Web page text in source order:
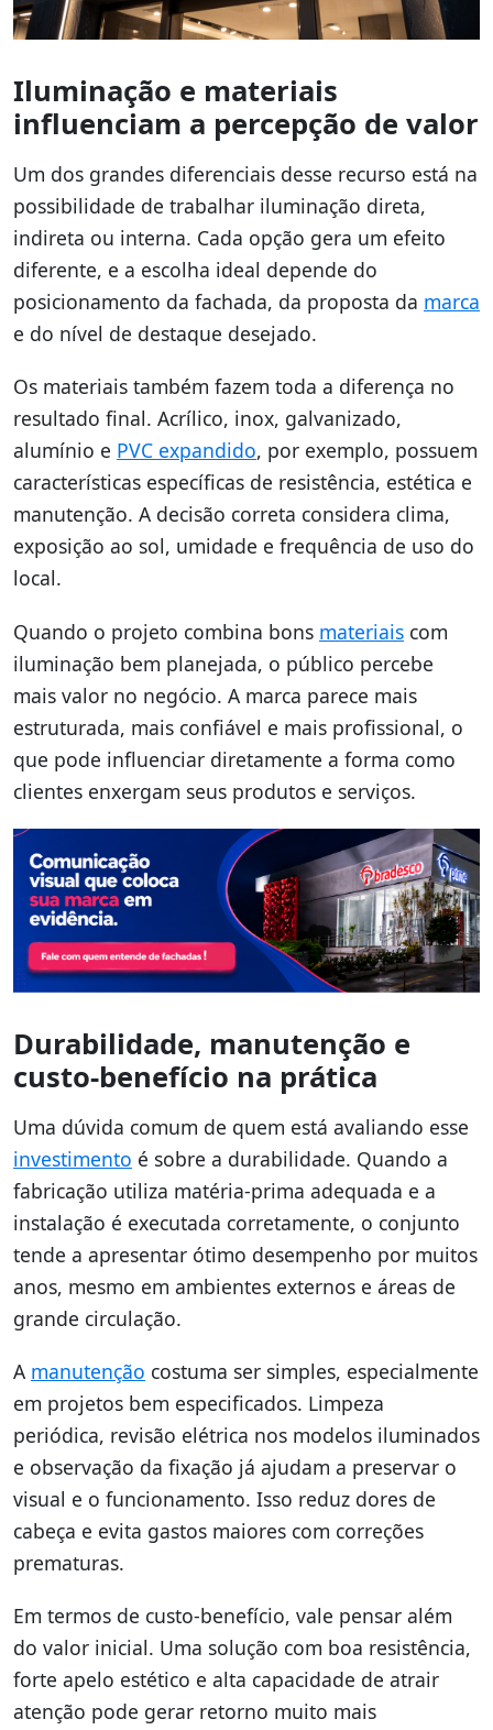
Iluminação e materiais
influenciam a percepção de valor
Um dos grandes diferenciais desse recurso está na
possibilidade de trabalhar iluminação direta,
indireta ou interna. Cada opção gera um efeito
diferente, e a escolha ideal depende do
posicionamento da fachada, da proposta da marca
e do nível de destaque desejado.
Os materiais também fazem toda a diferença no
resultado final. Acrílico, inox, galvanizado,
alumínio e PVC expandido, por exemplo, possuem
características específicas de resistência, estética e
manutenção. A decisão correta considera clima,
exposição ao sol, umidade e frequência de uso do
local.
Quando o projeto combina bons materiais com
iluminação bem planejada, o público percebe
mais valor no negócio. A marca parece mais
estruturada, mais confiável e mais profissional, o
que pode influenciar diretamente a forma como
clientes enxergam seus produtos e serviços.
Durabilidade, manutenção e
custo-benefício na prática
Uma dúvida comum de quem está avaliando esse
investimento é sobre a durabilidade. Quando a
fabricação utiliza matéria-prima adequada e a
instalação é executada corretamente, o conjunto
tende a apresentar ótimo desempenho por muitos
anos, mesmo em ambientes externos e áreas de
grande circulação.
A manutenção costuma ser simples, especialmente
em projetos bem especificados. Limpeza
periódica, revisão elétrica nos modelos iluminados
e observação da fixação já ajudam a preservar o
visual e o funcionamento. Isso reduz dores de
cabeça e evita gastos maiores com correções
prematuras.
Em termos de custo-benefício, vale pensar além
do valor inicial. Uma solução com boa resistência,
forte apelo estético e alta capacidade de atrair
atenção pode gerar retorno muito mais